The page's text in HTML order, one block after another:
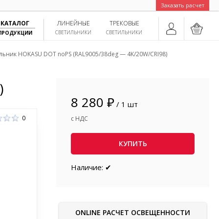
Заказать расчет
ТРЕКОВЫЕ
СВЕТИЛЬНИКИ
ЛИНЕЙНЫЕ
СВЕТИЛЬНИКИ
КАТАЛОГ
HOKASU DOT noPS (RAL9005/38deg — 4K/20W/CRI98)
0
8 280 ₽ / 1 шт
с НДС
КУПИТЬ
Наличие: ✔
ONLINE РАСЧЕТ ОСВЕЩЕННОСТИ